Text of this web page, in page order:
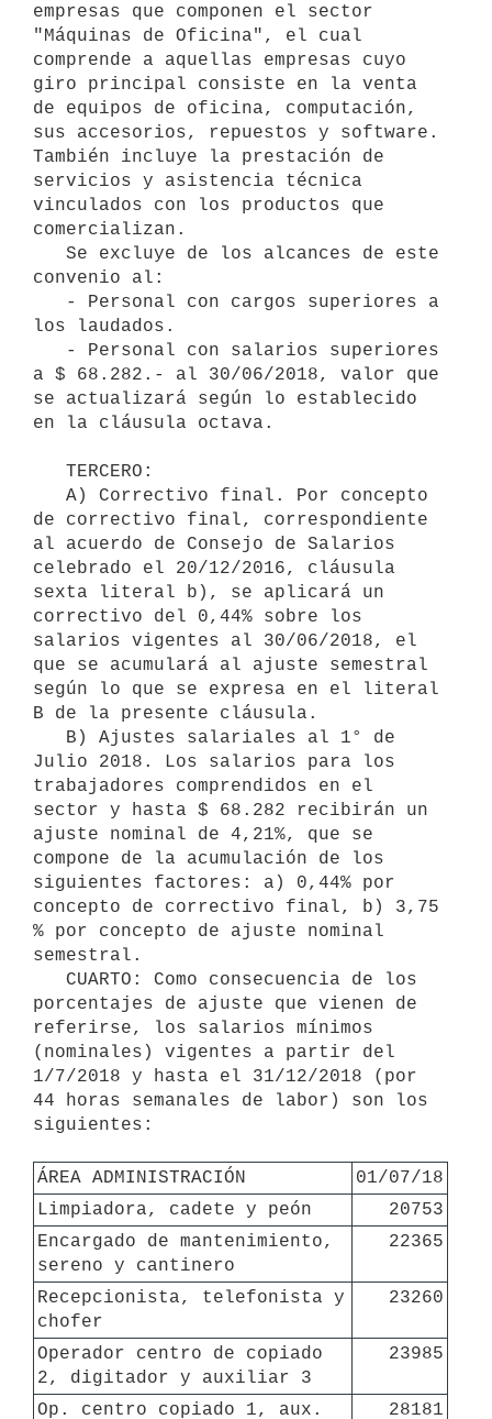
empresas que componen el sector
"Máquinas de Oficina", el cual
comprende a aquellas empresas cuyo
giro principal consiste en la venta
de equipos de oficina, computación,
sus accesorios, repuestos y software.
También incluye la prestación de
servicios y asistencia técnica
vinculados con los productos que
comercializan.
convenio al:
los laudados.
a $ 68.282.- al 30/06/2018, valor que
se actualizará según lo establecido
en la cláusula octava.
de correctivo final, correspondiente
al acuerdo de Consejo de Salarios
celebrado el 20/12/2016, cláusula
sexta literal b), se aplicará un
correctivo del 0,44% sobre los
salarios vigentes al 30/06/2018, el
que se acumulará al ajuste semestral
según lo que se expresa en el literal
B de la presente cláusula.
Julio 2018. Los salarios para los
trabajadores comprendidos en el
sector y hasta $ 68.282 recibirán un
ajuste nominal de 4,21%, que se
compone de la acumulación de los
siguientes factores: a) 0,44% por
concepto de correctivo final, b) 3,75
% por concepto de ajuste nominal
semestral.
porcentajes de ajuste que vienen de
referirse, los salarios mínimos
(nominales) vigentes a partir del
1/7/2018 y hasta el 31/12/2018 (por
44 horas semanales de labor) son los
siguientes:
ÁREA ADMINISTRACIÓN
01/07/18
Limpiadora, cadete y peón
20753
Encargado de mantenimiento,
sereno y cantinero
22365
Recepcionista, telefonista y
chofer
23260
Operador centro de copiado
2, digitador y auxiliar 3
23985
Op. centro copiado 1, aux. 28181